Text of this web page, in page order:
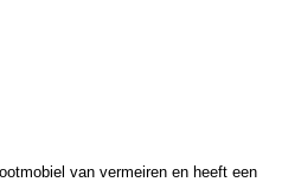
van vermeiren en heeft een